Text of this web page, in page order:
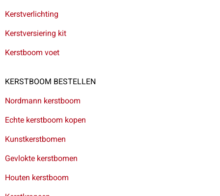
Kerstverlichting
Kerstversiering kit
Kerstboom voet
KERSTBOOM BESTELLEN
Nordmann kerstboom
Echte kerstboom kopen
Kunstkerstbomen
Gevlokte kerstbomen
Houten kerstboom